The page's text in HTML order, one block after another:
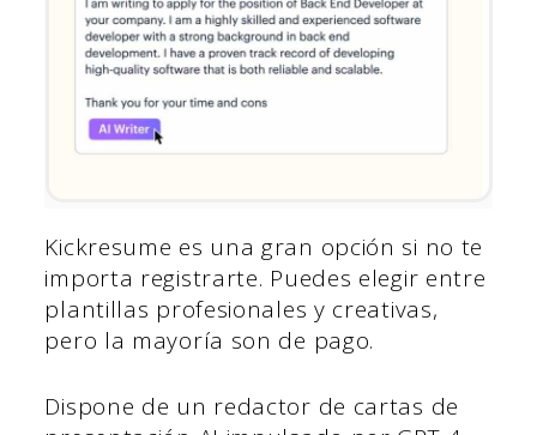
Kickresume es una gran opción si no te
importa registrarte. Puedes elegir entre
plantillas profesionales y creativas,
pero la mayoría son de pago.
Dispone de un redactor de cartas de